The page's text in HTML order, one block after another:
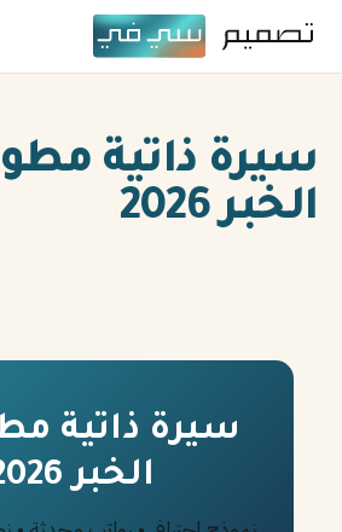
ES
FR
IN
سيرة ذاتية
الخبر 2026
سيرة ذاتية
الخبر 2026